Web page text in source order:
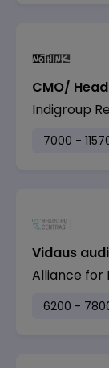
CMO/
Indigroup
7000 -
Vidaus
Alliance for
6200 -